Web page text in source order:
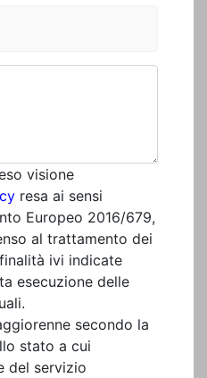
visione
resa ai sensi
Europeo 2016/679,
al trattamento dei
ivi indicate
esecuzione delle
secondo la
stato a cui
del servizio